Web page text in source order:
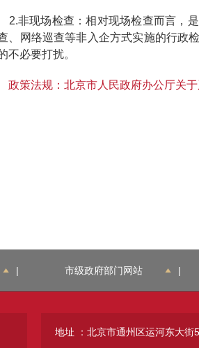
现场检查：相对现场检查而言，是
、网络巡查等非入企方式实施的行政
不必要打扰。
政策法规：北京市人民政府办公厅关
| 市级政府部门网站 |
地址 ：北京市通州区运河东大街